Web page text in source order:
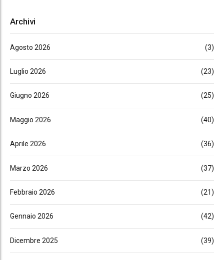
Archivi
Agosto 2026 (3)
Luglio 2026 (23)
Giugno 2026 (25)
Maggio 2026 (40)
Aprile 2026 (36)
Marzo 2026 (37)
Febbraio 2026 (21)
Gennaio 2026 (42)
Dicembre 2025 (39)